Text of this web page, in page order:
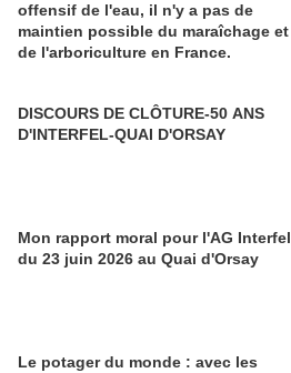
offensif de l'eau, il n'y a pas de
maintien possible du maraîchage et
de l'arboriculture en France.
DISCOURS DE CLÔTURE-50 ANS
D'INTERFEL-QUAI D'ORSAY
Mon rapport moral pour l'AG Interfel
du 23 juin 2026 au Quai d'Orsay
Le potager du monde : avec les